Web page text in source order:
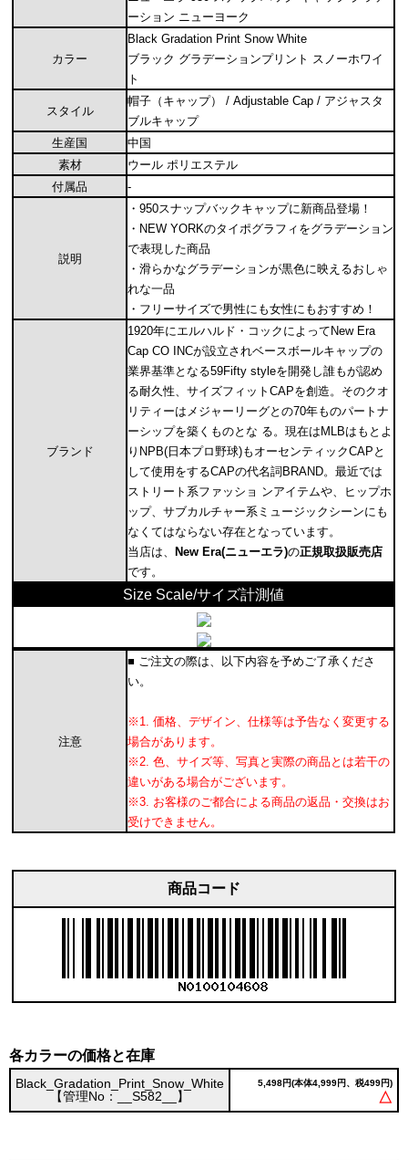
ーション ニューヨーク
カラー
Black Gradation Print Snow White
ブラック グラデーションプリント スノーホワイ
ト
スタイル
帽子（キャップ） / Adjustable Cap / アジャスタ
ブルキャップ
生産国
中国
素材
ウール ポリエステル
付属品
-
説明
・950スナップバックキャップに新商品登場！
・NEW YORKのタイポグラフィをグラデーション
で表現した商品
・滑らかなグラデーションが黒色に映えるおしゃ
れな一品
・フリーサイズで男性にも女性にもおすすめ！
ブランド
1920年にエルハルド・コックによってNew Era
Cap CO INCが設立されベースボールキャップの
業界基準となる59Fifty styleを開発し誰もが認め
る耐久性、サイズフィットCAPを創造。そのクオ
リティーはメジャーリーグとの70年ものパートナ
ーシップを築くものとな る。現在はMLBはもとよ
りNPB(日本プロ野球)もオーセンティックCAPと
して使用をするCAPの代名詞BRAND。最近では
ストリート系ファッショ ンアイテムや、ヒップホ
ップ、サブカルチャー系ミュージックシーンにも
なくてはならない存在となっています。
当店は、
New Era(ニューエラ)の正規取扱販売店
です。
Size Scale/サイズ計測値
注意
■ ご注文の際は、以下内容を予めご了承くださ
い。
※1. 価格、デザイン、仕様等は予告なく変更する
場合があります。
※2. 色、サイズ等、写真と実際の商品とは若干の
違いがある場合がございます。
※3. お客様のご都合による商品の返品・交換はお
受けできません。
商品コード
各カラーの価格と在庫
Black_Gradation_Print_Snow_White
【管理No：__S582__】
5,498円(本体4,999円、税499円)
△